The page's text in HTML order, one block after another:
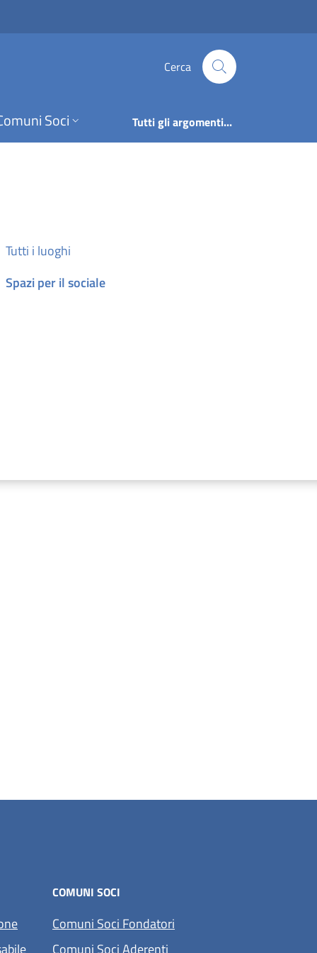
Cerca
Soci Tutti gli argomenti...
Tutti i luoghi
Spazi per il sociale
COMUNI SOCI
Comuni Soci Fondatori
Comuni Soci Aderenti